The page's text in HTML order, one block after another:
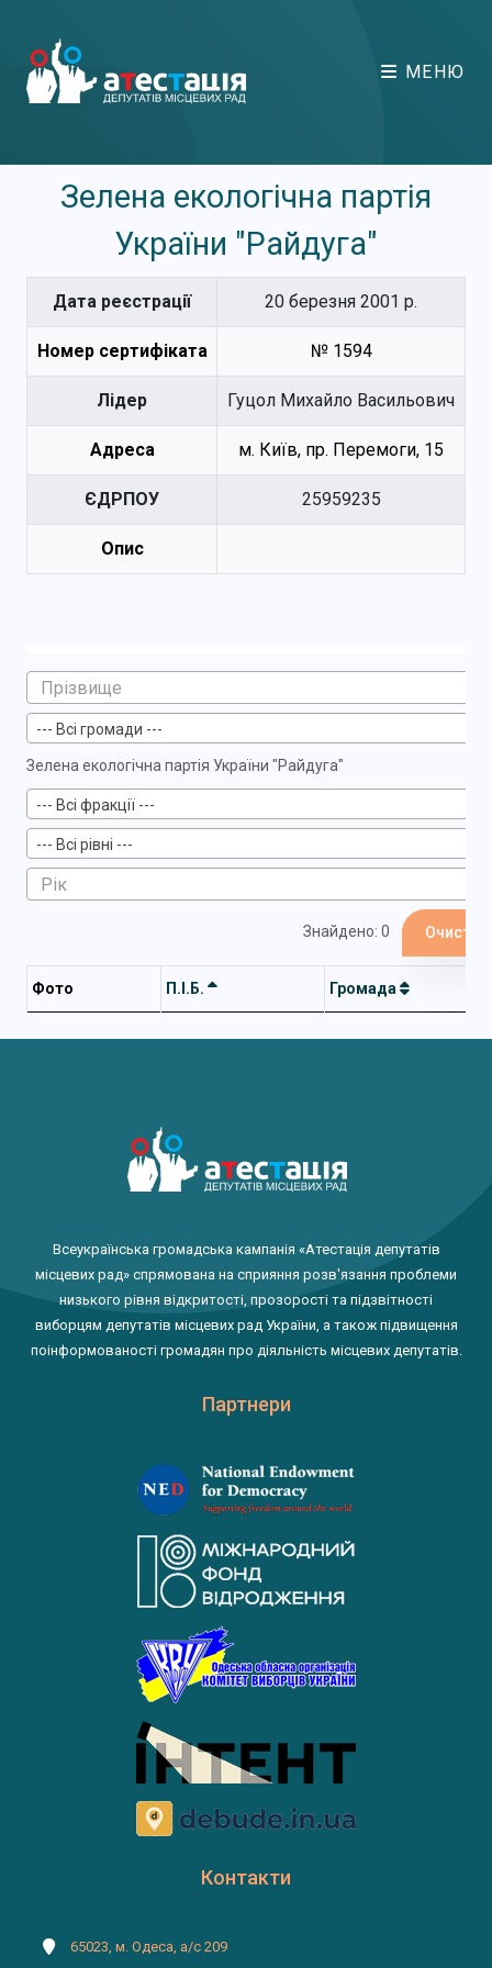
МЕНЮ
Зелена екологічна партія
України "Райдуга"
Дата реєстрації 20 березня 2001 р.
Номер сертифіката № 1594
Лідер Гуцол Михайло Васильович
Адреса м. Київ, пр. Перемоги, 15
ЄДРПОУ 25959235
Опис
--- Всі громади ---
Зелена екологічна партія України "Райдуга"
--- Всі фракції ---
--- Всі рівні ---
Знайдено: 0
Фото П.І.Б. Громада
Всеукраїнська громадська кампанія «Атестація депутатів
місцевих рад» спрямована на сприяння розв'язання проблеми
низького рівня відкритості, прозорості та підзвітності
виборцям депутатів місцевих рад України, а також підвищення
поінформованості громадян про діяльність місцевих депутатів.
Партнери
Контакти
65023, м. Одеса, а/с 209